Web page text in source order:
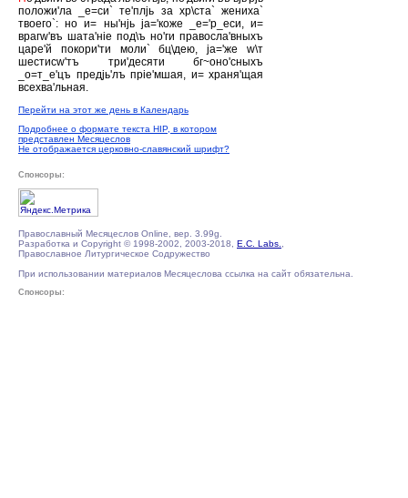
положи'ла _е=си` те'плjь за хр\ста` жениха`
твоего`: но и= ны'нjь jа='коже _е='р_еси, и=
врагw'въ шата'нiе под\ъ но'ги правосла'вныхъ
царе'й покори'ти моли` бц\дею, jа='же w\т
шестисw'тъ три'десяти бг~оно'сныхъ
_о=т_е'цъ предjь'лъ прiе'мшая, и= храня'щая
всехва'льная.
Перейти на этот же день в Календарь
Подробнее о формате текста HIP, в котором
представлен Месяцеслов
Не отображается церковно-славянский шрифт?
Спонсоры:
Православный Месяцеслов Online, вер. 3.99g.
Разработка и Copyright © 1998-2002, 2003-2018, E.C. Labs.
Православное Литургическое Содружество
При использовании материалов Месяцеслова ссылка на сайт обязательна.
Спонсоры: